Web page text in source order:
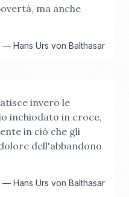
ma anche
— Hans Urs von Balthasar
invero le
inchiodato in croce,
in ciò che gli
dell'abbandono
— Hans Urs von Balthasar